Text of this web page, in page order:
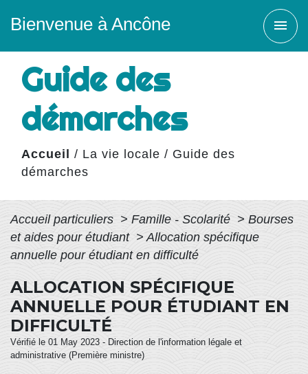
Bienvenue à Ancône menu
Guide des
démarches
Accueil / La vie locale / Guide des
démarches
Accueil particuliers > Famille - Scolarité > Bourses
et aides pour étudiant > Allocation spécifique
annuelle pour étudiant en difficulté
ALLOCATION SPÉCIFIQUE
ANNUELLE POUR ÉTUDIANT EN
DIFFICULTÉ
Vérifié le 01 May 2023 - Direction de l'information légale et
administrative (Première ministre)